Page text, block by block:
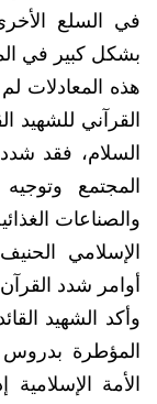
في السلع
بشكل كبير في
هذه المعادلات
القرآني للشهيد
السلام، فقد
المجتمع
والصناعات
الإسلامي
أوامر شدد القرآن
وأكد الشهيد
المؤطرة
الأمة